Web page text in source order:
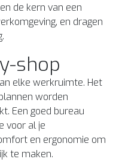
de kern van een
en dragen
shop
elke werkruimte. Het
worden
Een goed bureau
voor al je
en ergonomie om
te maken.